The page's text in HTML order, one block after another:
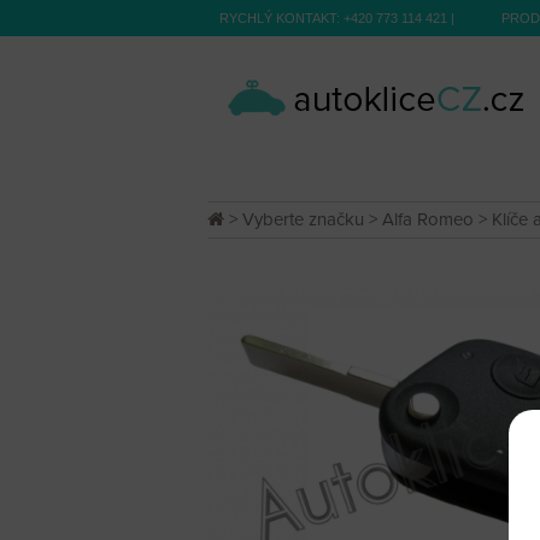
RYCHLÝ KONTAKT: +420 773 114 421 |
> Vyberte značku > Alfa Romeo > Klíče